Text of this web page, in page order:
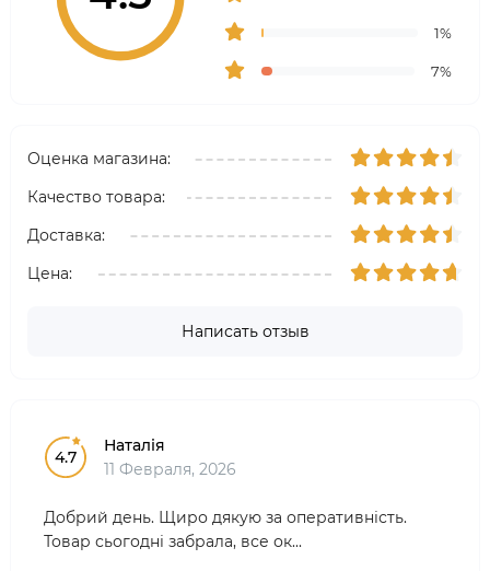
1%
7%
Оценка магазина:
Качество товара:
Доставка:
Цена:
Написать отзыв
4.7
Наталія
11 Февраля, 2026
Добрий день. Щиро дякую за оперативність.
Товар сьогодні забрала, все ок...